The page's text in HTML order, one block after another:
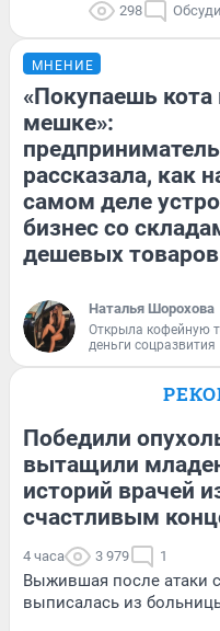
298
МНЕНИЕ
«Покупаешь кота
мешке»:
предприниматель
рассказала, как
самом деле
бизнес со
дешевых товаров
Наталья Шорохова
Открыла кофейную
деньги соцразвития
Победили
вытащили
историй врачей
счастливым
4 часа 3 979 1
Выжившая после атаки
выписалась из